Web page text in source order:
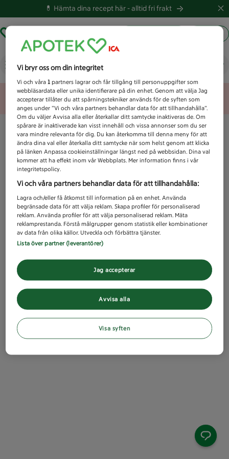
💊 Hämta dina recept här -alltid fri frakt
Vad letar du efter idag?
Unknown error
Vi bryr oss om din integritet
Vi och våra1 partners lagrar och får tillgång till personuppgifter som
webbläsardata eller unika identifierare på din enhet. Genom att välja Jag
accepterar tillåter du att spårningstekniker används för de syften som
anges under ”Vi och våra partners behandlar data för att tillhandahålla”.
Om du väljer Avvisa alla eller återkallar ditt samtycke inaktiveras de. Om
spårare är inaktiverade kan visst innehåll och vissa annonser som du ser
vara mindre relevanta för dig. Du kan återkomma till denna meny för att
ändra dina val eller återkalla ditt samtycke när som helst genom att klicka
på länken Anpassa cookieinställningar längst ned på webbsidan. Dina val
kommer att ha effekt inom vår Webbplats. Mer information finns i vår
integritetspolicy.
Vi och våra partners behandlar data för att tillhandahålla:
Lagra och/eller få åtkomst till information på en enhet. Använda
begränsade data för att välja reklam. Skapa profiler för personaliserad
reklam. Använda profiler för att välja personaliserad reklam. Mäta
reklamprestanda. Förstå målgrupper genom statistik eller kombinationer
av data från olika källor. Utveckla och förbättra tjänster.
Lista över partner (leverantörer)
Avvisa alla
Jag accepterar
Visa syften